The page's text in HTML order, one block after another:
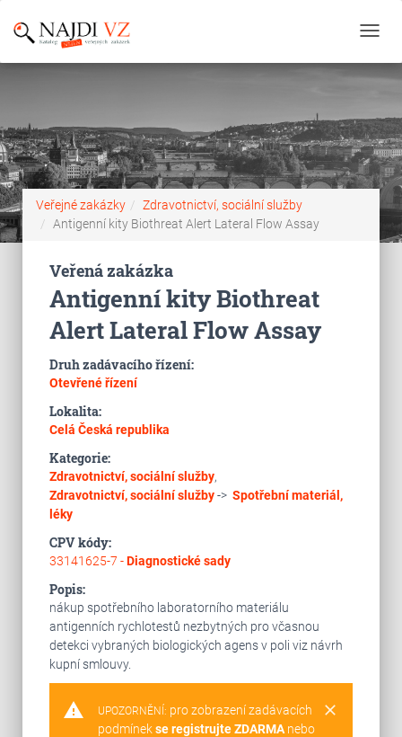
Veřejné zakázky
Zdravotnictví, sociální služby
Antigenní kity Biothreat Alert Lateral Flow Assay
Veřená zakázka
Antigenní kity Biothreat
Alert Lateral Flow Assay
Druh zadávacího řízení:
Otevřené řízení
Lokalita:
Celá Česká republika
Kategorie:
Zdravotnictví, sociální služby,
Zdravotnictví, sociální služby-> Spotřební materiál,
léky
CPV kódy:
33141625-7 -Diagnostické sady
Popis:
nákup spotřebního laboratorního materiálu
antigenních rychlotestů nezbytných pro včasnou
detekci vybraných biologických agens v poli viz návrh
kupní smlouvy.
warning clear
UPOZORNĚNÍ: pro zobrazení zadávacích
podmínekse registrujte ZDARMAnebo